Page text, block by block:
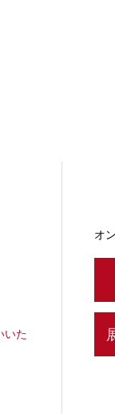
いた
オ